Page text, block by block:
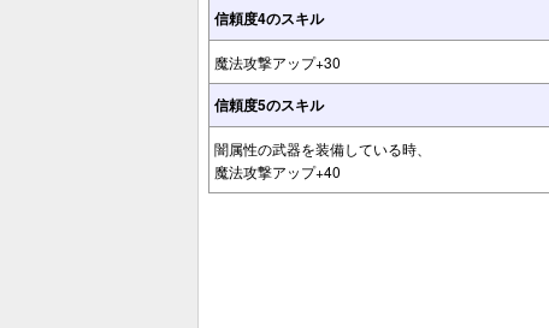
信頼度4のスキル
魔法攻撃アップ+30
信頼度5のスキル
闇属性の武器を装備している時、
魔法攻撃アップ+40